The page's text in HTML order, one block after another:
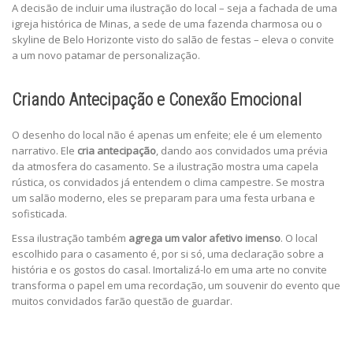
A decisão de incluir uma ilustração do local – seja a fachada de uma
igreja histórica de Minas, a sede de uma fazenda charmosa ou o
skyline de Belo Horizonte visto do salão de festas – eleva o convite
a um novo patamar de personalização.
Criando Antecipação e Conexão Emocional
O desenho do local não é apenas um enfeite; ele é um elemento
narrativo. Ele cria antecipação, dando aos convidados uma prévia
da atmosfera do casamento. Se a ilustração mostra uma capela
rústica, os convidados já entendem o clima campestre. Se mostra
um salão moderno, eles se preparam para uma festa urbana e
sofisticada.
Essa ilustração também agrega um valor afetivo imenso. O local
escolhido para o casamento é, por si só, uma declaração sobre a
história e os gostos do casal. Imortalizá-lo em uma arte no convite
transforma o papel em uma recordação, um souvenir do evento que
muitos convidados farão questão de guardar.